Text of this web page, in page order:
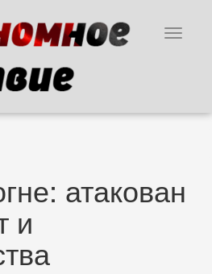
Toggle
атакован
и